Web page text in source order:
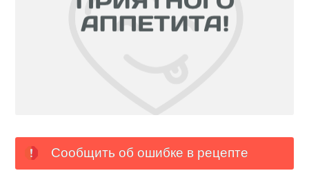
Сообщить об ошибке в рецепте